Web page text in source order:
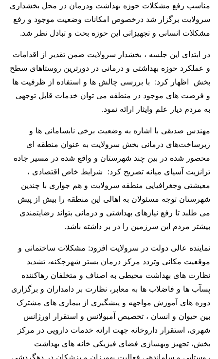
مناسب رفع مشکلات حوزه بهداشت ودرمان در محل بخشداری
سرولایت برگزار شد درخصوص امکانات وضعیت موجود و رفع
مشکلات انسانی و تجهیزاتی این حوزه بحث و تبادل نظر شد.
در ابتدای این جلسه ، بخشدار سرولایت ضمن تقدیر از اقدامات
و عملکرد حوزه بهداشتی و درمانی در دورترین روستاهای سطح
بخش اظهار کرد: با بررسی چالش ها و استفاده از ظرفیت ها
و فرصت های موجود در منطقه می توان خدمات قابل توجهی
به مردم دیار علم وایثار ارائه نمود.
مهندس صدیقی با اشاره به وضعیت برخی نابسامانی ها و
زیرساخت‌های درمانی بخش سرولایت به عنوان منطقه ای
محصور شده در بین چند شهرستان و واقع شده در مسیر جاده
ترانزیت آسیای میانه تصریح کرد: شرایط خاص اقتصادی ،
معیشتی وجغرافیایی منطقه سرولایت و هم جواری با چندین
شهرستان توجه مسئولان به اهالی این منطقه را بیش از پیش
می طلبد تا رفع نیازهای بهداشتی و درمانی بتواند رضایتمندی
بیشتر مردم این سرزمین را در بر داشته باشد.
نماینده عالی دولت در سرولایت افزود: مشکلات ساختمانی و
موقعیت مکانی وتردد مرکز درمان بستر شهرچکنه، تشدید
نظارت های بهداشت محیطی به اصناف و متخلفان رهاکننده
پسآب ها و فاضلاب ها به معابر، نظارت بر دامداران و برگزاری
دوره های آموزش مواجهه و پیشگیری از بیماری های مشترک
بین حیوان و انسان ، تخصیص آمبولانس و استقرار اورژانس
شهری، استقرار داروخانه جهت ارائه خدمات دارویی در مرکز
بخش، تجهیز وبهسازی فضای فیزیکی خانه های بهداشت
روستایی و ساماندهی فعالیت بهورزان و پزشکان در دهگردشی